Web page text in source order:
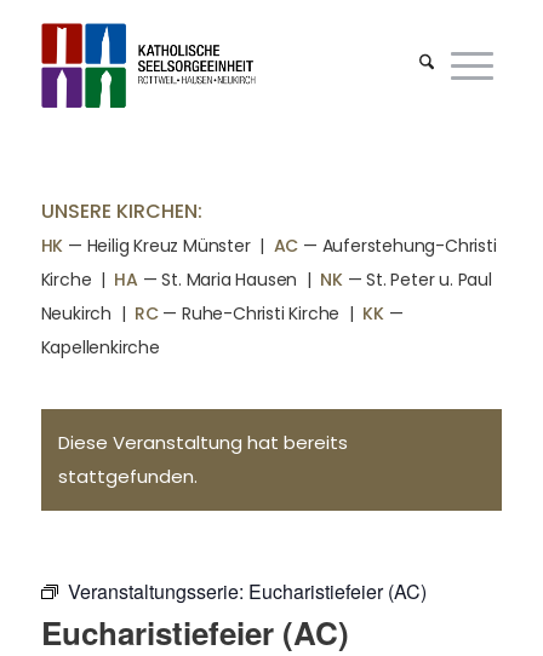
UNSERE KIRCHEN:
HK — Heilig Kreuz Münster | AC — Auferstehung-Christi
Kirche | HA — St. Maria Hausen | NK— St. Peter u. Paul
Neukirch | RC— Ruhe-Christi Kirche | KK—
Kapellenkirche
Diese Veranstaltung hat bereits
stattgefunden.
Veranstaltungsserie: Eucharistiefeier (AC)
Eucharistiefeier (AC)